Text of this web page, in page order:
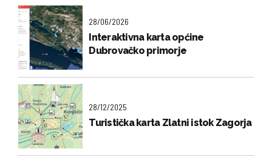
28/06/2026
Interaktivna karta općine
Dubrovačko primorje
28/12/2025
Turistička karta Zlatni istok Zagorja